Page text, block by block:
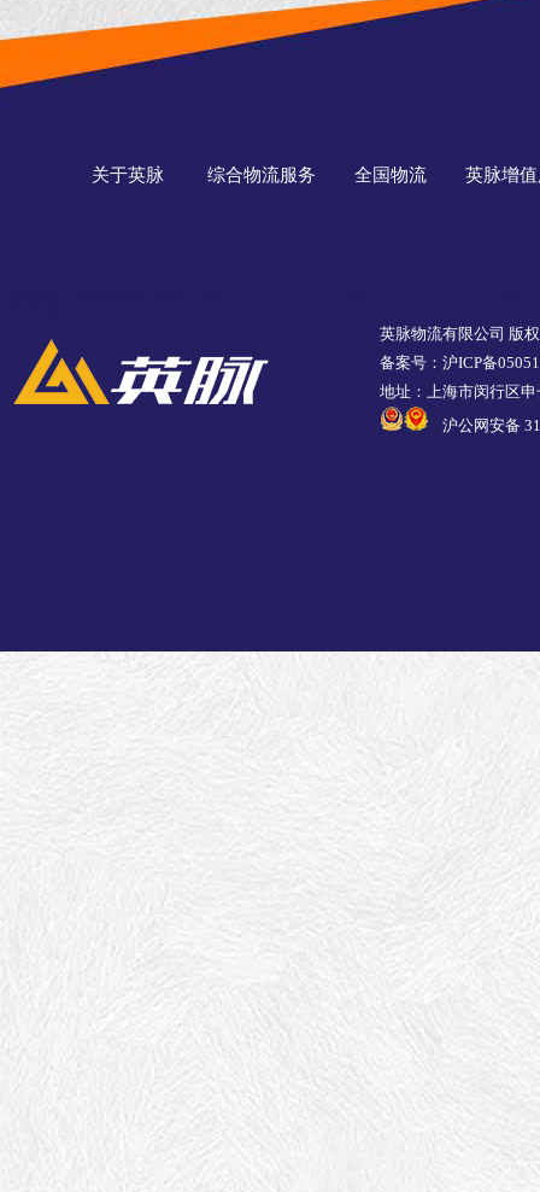
关于英脉 综合物流服务 全国物流 英脉增
英脉物流有限公司 版
备案号：沪ICP备
地址：上海市闵行区
沪公网安备